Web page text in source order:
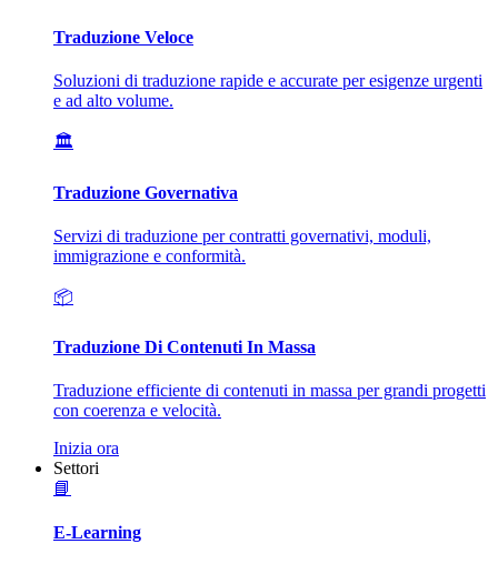
Traduzione Veloce
Soluzioni di traduzione rapide e accurate per esigenze urgenti
e ad alto volume.
🏛️
Traduzione Governativa
Servizi di traduzione per contratti governativi, moduli,
immigrazione e conformità.
📦
Traduzione Di Contenuti In Massa
Traduzione efficiente di contenuti in massa per grandi progetti
con coerenza e velocità.
Inizia ora
Settori
📘
E-Learning